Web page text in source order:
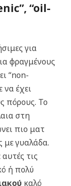
“oil-
για
φραγμένους
“non-
να έχει
πόρους. Το
στη
πιο ματ
με γυαλάδα.
τις
ή πολύ
καλό